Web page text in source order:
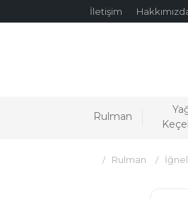
İletişim
Rulman
Rulman